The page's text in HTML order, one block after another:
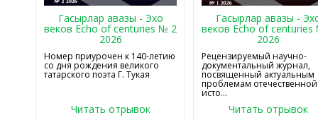
Гасырлар авазы - Эхо
веков Echo of centuries № 2
2026
Номер приурочен к 140-летию
со дня рождения великого
татарского поэта Г. Тукая
Читать отрывок
Гасырлар авазы -
веков Echo of
2026
Рецензируемый научно-
документальный журнал,
посвященный актуальным
проблемам отечественной
исто...
Читать отрывок